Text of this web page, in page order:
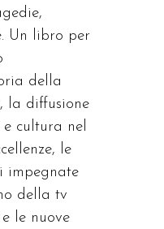
Un libro per
della
la diffusione
cultura nel
le
impegnate
della tv
le nuove